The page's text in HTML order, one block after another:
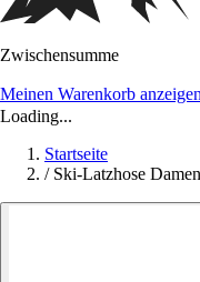
Zwischensumme
Meinen Warenkorb anzeigen
Loading...
Startseite
/ Ski-Latzhose